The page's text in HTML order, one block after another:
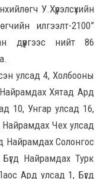
У.Хүрэлсүхийн
илгээлт-2100”
дүүргээс нийт 86
улсад 4, Холбооны
Хятад Ард
10, Унгар улсад 16,
Найрамдах Чех улсад
Найрамдах Солонгос
Найрамдах Турк
Ард улсад 1, Бүгд